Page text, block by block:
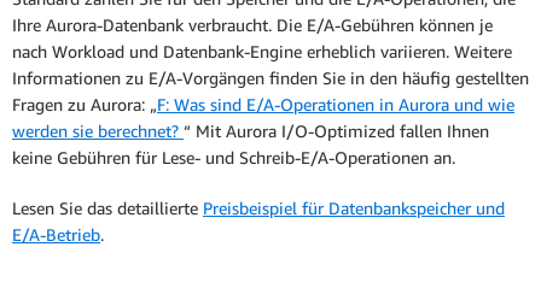
Datenbanken sofort, um Hunderttausende
von Transaktionen pro Sekunde zu
unterstützen, und unterstützt alle Features
von Aurora, einschließlich Multi-AZ-
Bereitstellungen, Lesereplikate und Global
Database.
Sie können wählen, ob Sie alle Instances in
Ihrem Datenbank-Cluster so konfigurieren
und pro Sekunde abgerechnet. 1 ACU hat
ungefähr 2 GiB Speicher mit zugehöriger
CPU und Netzwerkkapazität, ähnlich wie
bei den von Aurora bereitgestellten
Instances.
Amazon Aurora Serverless v2 skaliert
Ihre Aurora-Datenbank verbraucht. Die E/A-Gebühren können je
nach Workload und Datenbank-Engine erheblich variieren. Weitere
Informationen zu E/A-Vorgängen finden Sie in den häufig gestellten
Fragen zu Aurora: „F: Was sind E/A-Operationen in Aurora und wie
werden sie berechnet? “ Mit Aurora I/O-Optimized fallen Ihnen
keine Gebühren für Lese- und Schreib-E/A-Operationen an.
Lesen Sie das detaillierte Preisbeispiel für Datenbankspeicher und
E/A-Betrieb.